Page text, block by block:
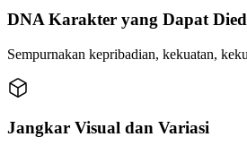
DNA Karakter yang Dapat
Sempurnakan kepribadian, kekuatan,
Jangkar Visual dan Variasi